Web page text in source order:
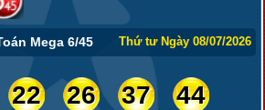
Mega 6/45 Thứ tư Ngày 08/07/2026
22 26 37 44